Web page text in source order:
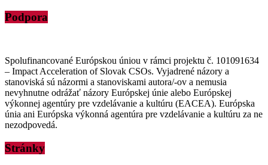
Podpora
Spolufinancované Európskou úniou v rámci projektu č. 101091634
– Impact Acceleration of Slovak CSOs. Vyjadrené názory a
stanoviská sú názormi a stanoviskami autora/-ov a nemusia
nevyhnutne odrážať názory Európskej únie alebo Európskej
výkonnej agentúry pre vzdelávanie a kultúru (EACEA). Európska
únia ani Európska výkonná agentúra pre vzdelávanie a kultúru za ne
nezodpovedá.
Stránky